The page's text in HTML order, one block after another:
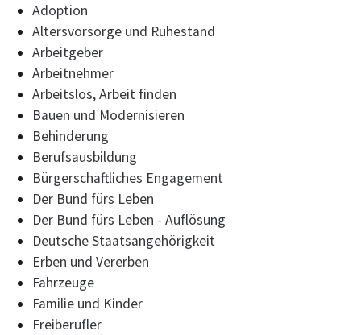
Adoption
Altersvorsorge und Ruhestand
Arbeitgeber
Arbeitnehmer
Arbeitslos, Arbeit finden
Bauen und Modernisieren
Behinderung
Berufsausbildung
Bürgerschaftliches Engagement
Der Bund fürs Leben
Der Bund fürs Leben - Auflösung
Deutsche Staatsangehörigkeit
Erben und Vererben
Fahrzeuge
Familie und Kinder
Freiberufler